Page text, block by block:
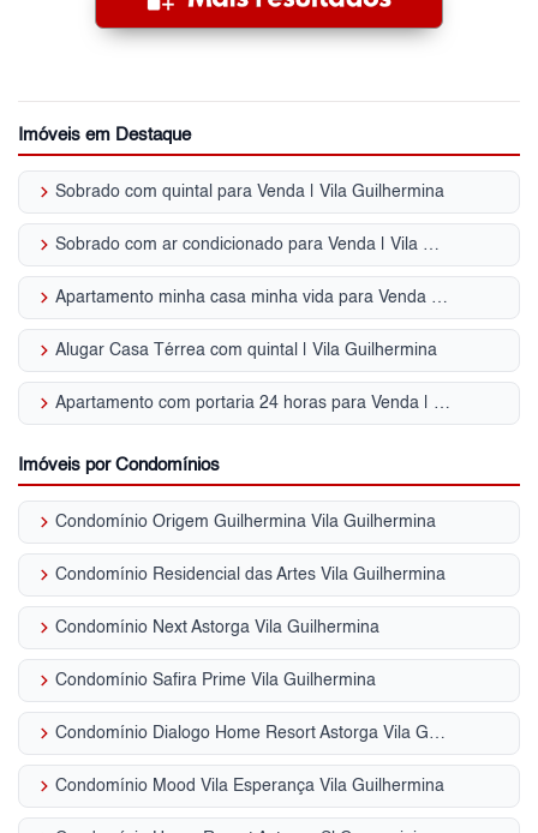
Imóveis em Destaque
keyboard_arrow_right Sobrado com quintal para Venda | Vila Guilhermina
keyboard_arrow_right Sobrado com ar condicionado para Venda | Vila Guilhermina
keyboard_arrow_right Apartamento minha casa minha vida para Venda | Vila Guilhermina
keyboard_arrow_right Alugar Casa Térrea com quintal | Vila Guilhermina
keyboard_arrow_right Apartamento com portaria 24 horas para Venda | Vila Guilhermina
Imóveis por Condomínios
keyboard_arrow_right Condomínio Origem Guilhermina Vila Guilhermina
keyboard_arrow_right Condomínio Residencial das Artes Vila Guilhermina
keyboard_arrow_right Condomínio Next Astorga Vila Guilhermina
keyboard_arrow_right Condomínio Safira Prime Vila Guilhermina
keyboard_arrow_right Condomínio Dialogo Home Resort Astorga Vila Guilhermina
keyboard_arrow_right Condomínio Mood Vila Esperança Vila Guilhermina